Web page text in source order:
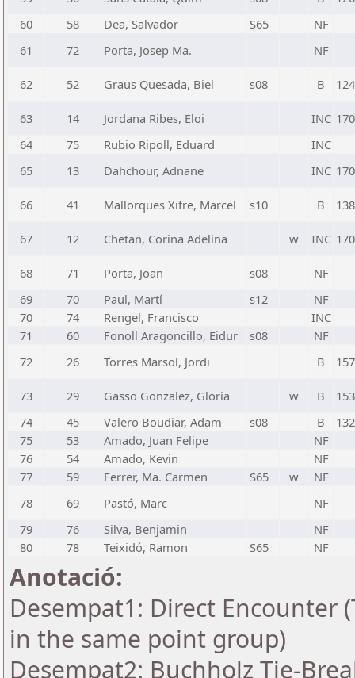
60
58 Dea, Salvador S65
NF
61
72 Porta, Josep Ma. NF
62 52 Graus Quesada, Biel s08 B
63 14 Jordana Ribes, Eloi INC
64
75 Rubio Ripoll, Eduard
INC
65
13 Dahchour, Adnane INC
66 41 Mallorques Xifre, Marcel s10 B
67 12 Chetan, Corina Adelina w INC
68 71 Porta, Joan s08
NF
69
70 Paul, Martí s12
NF
70
74 Rengel, Francisco
INC
71
60 Fonoll Aragoncillo, Eidur s08
NF
72
26 Torres Marsol, Jordi B
73 29 Gasso Gonzalez, Gloria w B
74
45 Valero Boudiar, Adam s08 B
75
53 Amado, Juan Felipe
NF
76
54 Amado, Kevin
NF
77
59 Ferrer, Ma. Carmen S65 w
NF
78
69 Pastó, Marc
NF
79
76 Silva, Benjamin
NF
80
78 Teixidó, Ramon S65 NF
Anotació:
Desempat1: Direct Encounter
in the same point group)
Desempat2: Buchholz Tie-